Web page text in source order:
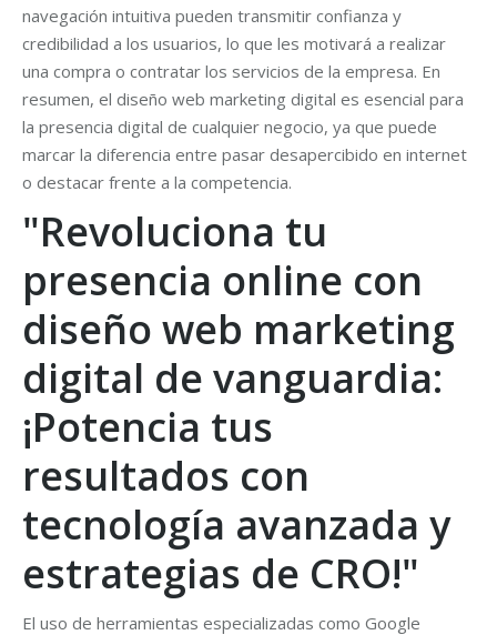
navegación intuitiva pueden transmitir confianza y
credibilidad a los usuarios, lo que les motivará a realizar
una compra o contratar los servicios de la empresa. En
resumen, el diseño web marketing digital es esencial para
la presencia digital de cualquier negocio, ya que puede
marcar la diferencia entre pasar desapercibido en internet
o destacar frente a la competencia.
"Revoluciona tu
presencia online con
diseño web marketing
digital de vanguardia:
¡Potencia tus
resultados con
tecnología avanzada y
estrategias de CRO!"
El uso de herramientas especializadas como Google